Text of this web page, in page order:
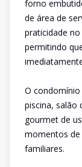
forno
de área de
praticidade
permitindo
O
piscina, salão
gourmet de
momentos de
familiares.